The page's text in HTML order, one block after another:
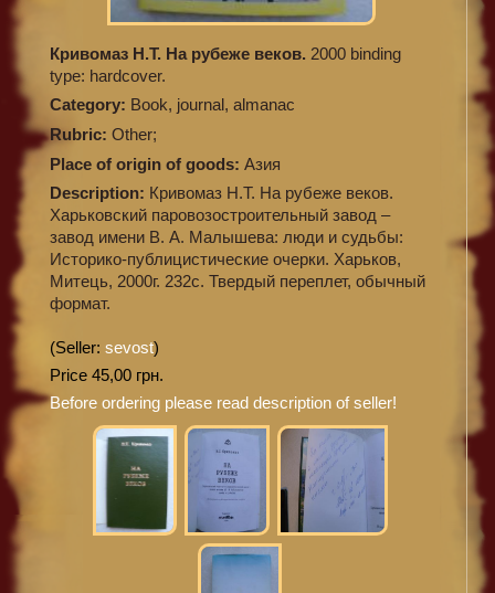
Кривомаз Н.Т. На рубеже веков. 2000 binding
type: hardcover.
Category: Book, journal, almanac
Rubric: Other;
Place of origin of goods: Азия
Description: Кривомаз Н.Т. На рубеже веков.
Харьковский паровозостроительный завод –
завод имени В. А. Малышева: люди и судьбы:
Историко-публицистические очерки. Харьков,
Митець, 2000г. 232с. Твердый переплет, обычный
формат.
(Seller: sevost)
Price 45,00 грн.
Before ordering please read description of seller!